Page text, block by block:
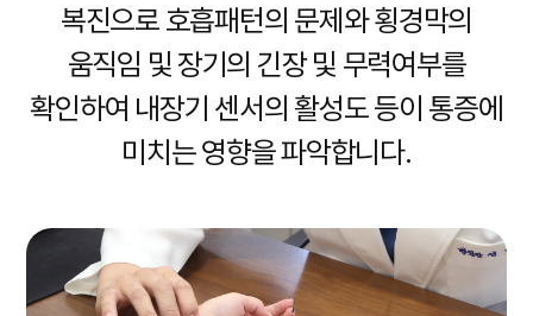
복진으로 호흡패턴의 문제와 횡경막의
움직임 및 장기의 긴장 및 무력여부를
확인하여 내장기 센서의 활성도 등이 통증에
미치는 영향을 파악합니다.